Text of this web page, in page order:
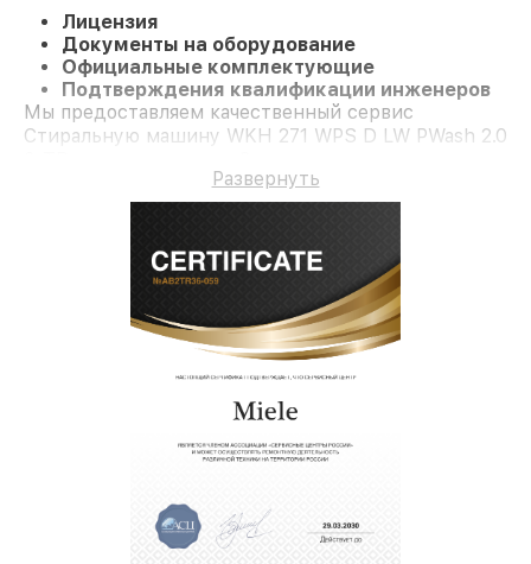
Лицензия
Документы на оборудование
Официальные комплектующие
Подтверждения квалификации инженеров
Мы предоставляем качественный сервис
Стиральную машину WKH 271 WPS D LW PWash 2.0
Развернуть